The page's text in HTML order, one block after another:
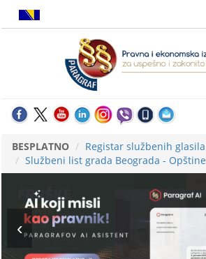
BESPLATNO
Registar službenih glasila
Službeni list grada Beograda - Opštine